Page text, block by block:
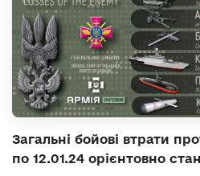
Загальні бойові втрати
по 12.01.24 орієнтовно